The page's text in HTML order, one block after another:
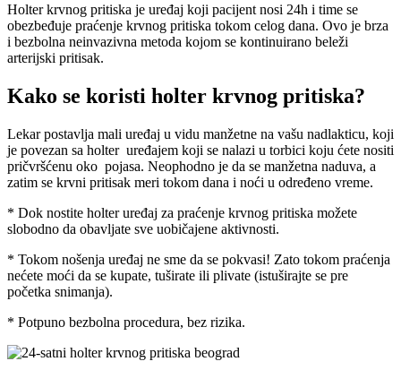
Holter krvnog pritiska je uređaj koji pacijent nosi 24h i time se
obezbeđuje praćenje krvnog pritiska tokom celog dana. Ovo je brza
i bezbolna neinvazivna metoda kojom se kontinuirano beleži
arterijski pritisak.
Kako se koristi holter krvnog pritiska?
Lekar postavlja mali uređaj u vidu manžetne na vašu nadlakticu, koji
je povezan sa holter uređajem koji se nalazi u torbici koju ćete nositi
pričvršćenu oko pojasa. Neophodno je da se manžetna naduva, a
zatim se krvni pritisak meri tokom dana i noći u određeno vreme.
* Dok nostite holter uređaj za praćenje krvnog pritiska možete
slobodno da obavljate sve uobičajene aktivnosti.
* Tokom nošenja uređaj ne sme da se pokvasi! Zato tokom praćenja
nećete moći da se kupate, tuširate ili plivate (istuširajte se pre
početka snimanja).
* Potpuno bezbolna procedura, bez rizika.